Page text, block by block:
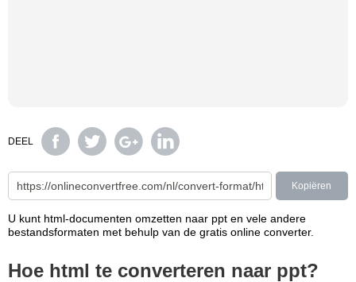
DEEL
Kopiëren
U kunt html-documenten omzetten naar ppt en vele andere
bestandsformaten met behulp van de gratis online converter.
Hoe html te converteren naar ppt?